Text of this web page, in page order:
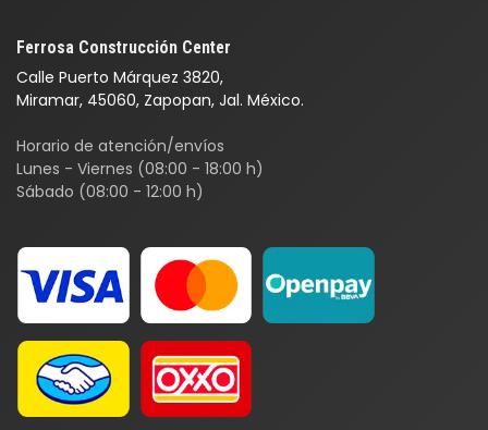
Ferrosa Construcción Center
Calle Puerto Márquez 3820,
Miramar, 45060, Zapopan, Jal. México.
Horario de atención/envíos
Lunes - Viernes (08:00 - 18:00 h)
Sábado (08:00 - 12:00 h)